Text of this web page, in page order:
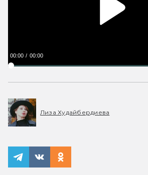
00:00 00:00
Лиза Худайбердиева